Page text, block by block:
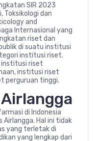
SIR 2023
Toksikologi dan
and
Internasional yang
riset dan
di suatu institusi
institusi riset.
riset
institusi riset
perguruan tinggi.
di Indonesia
Hal ini tidak
yang terletak di
yang lengkap dari